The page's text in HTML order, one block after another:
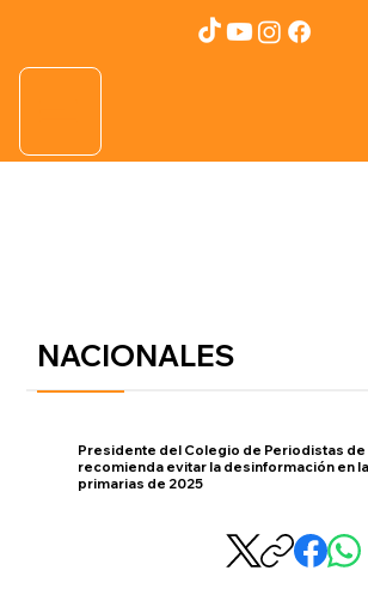
NACIONALES
Presidente del Colegio de Periodistas de
recomienda evitar la desinformación en
primarias de 2025